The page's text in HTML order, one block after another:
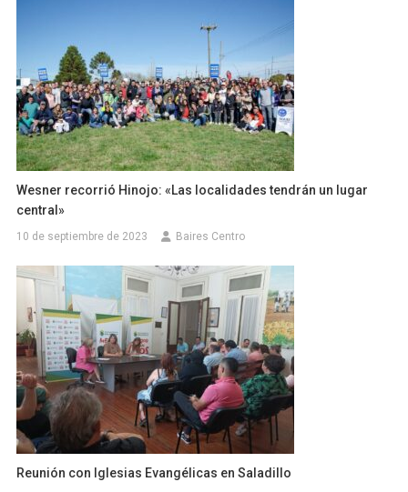
Wesner recorrió Hinojo: «Las localidades tendrán un lugar
central»
10 de septiembre de 2023 Baires Centro
Reunión con Iglesias Evangélicas en Saladillo